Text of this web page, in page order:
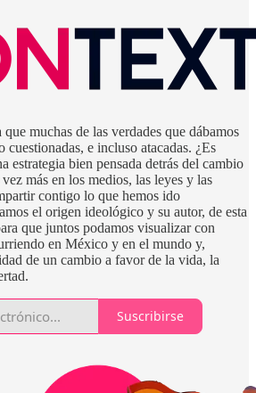
muchas de las verdades que dábamos
cuestionadas, e incluso atacadas. ¿Es
estrategia bien pensada detrás del cambio
más en los medios, las leyes y las
contigo lo que hemos ido
el origen ideológico y su autor, de esta
que juntos podamos visualizar con
en México y en el mundo y,
de un cambio a favor de la vida, la
Suscribirse